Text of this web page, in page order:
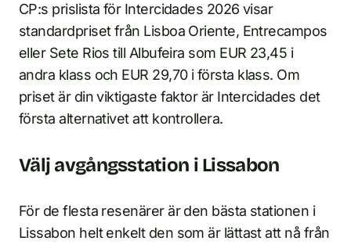
CP:s prislista för Intercidades 2026 visar
standardpriset från Lisboa Oriente, Entrecampos
eller Sete Rios till Albufeira som EUR 23,45 i
andra klass och EUR 29,70 i första klass. Om
priset är din viktigaste faktor är Intercidades det
första alternativet att kontrollera.
Välj avgångsstation i Lissabon
För de flesta resenärer är den bästa stationen i
Lissabon helt enkelt den som är lättast att nå från